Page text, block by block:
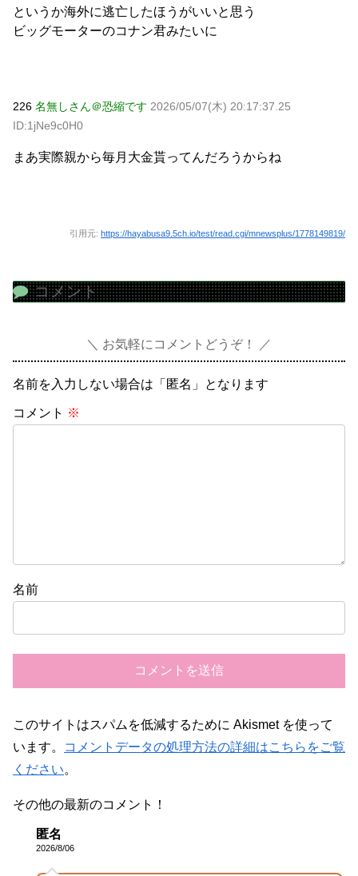
というか海外に逃亡したほうがいいと思う
ビッグモーターのコナン君みたいに
226 名無しさん＠恐縮です 2026/05/07(木) 20:17:37.25
ID:1jNe9c0H0
まあ実際親から毎月大金貰ってんだろうからね
引用元: https://hayabusa9.5ch.io/test/read.cgi/mnewsplus/1778149819/
コメント
お気軽にコメントどうぞ！
名前を入力しない場合は「匿名」となります
コメント ※
名前
このサイトはスパムを低減するために Akismet を使って
います。
コメントデータの処理方法の詳細はこちらをご覧
ください。
その他の最新のコメント！
匿名
2026/8/06